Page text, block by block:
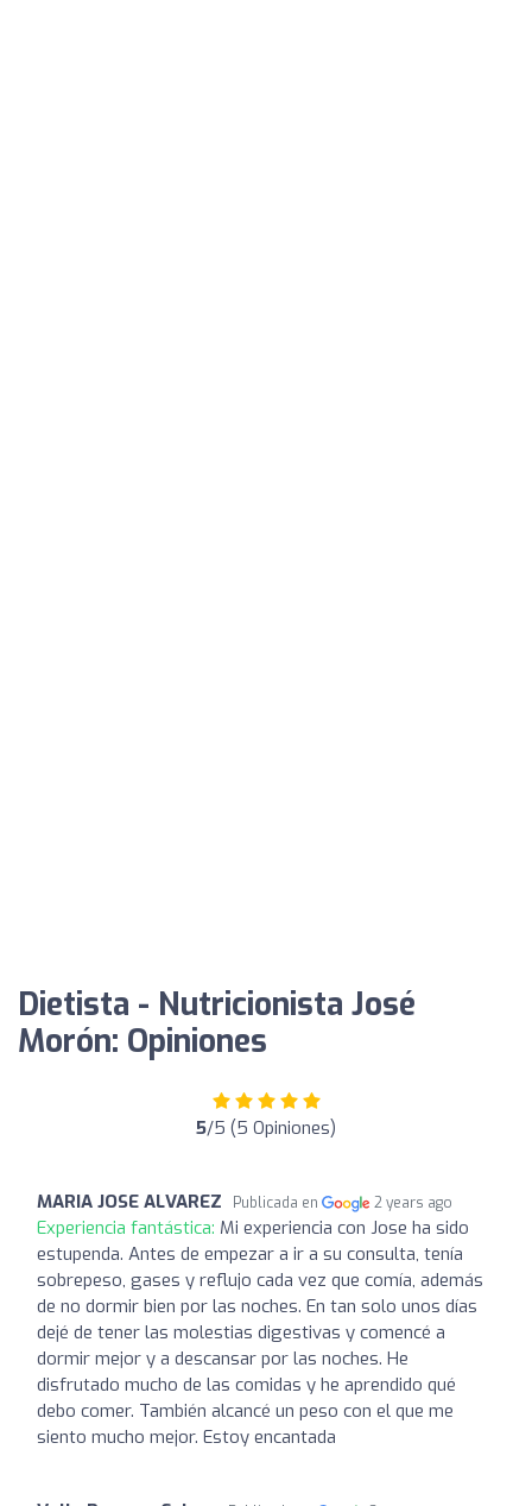
Dietista - Nutricionista José
Morón: Opiniones
5/5 (5 Opiniones)
MARIA JOSE ALVAREZ Publicada en 2 years ago
Experiencia fantástica: Mi experiencia con Jose ha sido
estupenda. Antes de empezar a ir a su consulta, tenía
sobrepeso, gases y reflujo cada vez que comía, además
de no dormir bien por las noches. En tan solo unos días
dejé de tener las molestias digestivas y comencé a
dormir mejor y a descansar por las noches. He
disfrutado mucho de las comidas y he aprendido qué
debo comer. También alcancé un peso con el que me
siento mucho mejor. Estoy encantada